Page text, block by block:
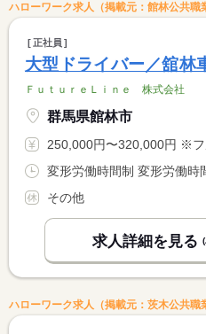
ハローワーク求人（掲載元：館林公共職
正社員
大型ドライバー／舘林
ＦｕｔｕｒｅＬｉｎｅ 株式会社
群馬県館林市
250,000円〜320,000円 ※フルタイム求人の場合は月額（換
その他
求人詳細を見る
ハローワーク求人（掲載元：茨木公共職